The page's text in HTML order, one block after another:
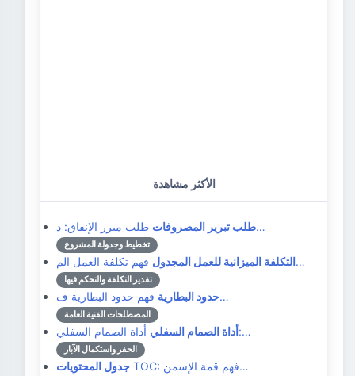
الأكثر مشاهدة
طلب تبرير المصروفاتطلب مبرر الإنفاق: د…
تخطيط وجدولة المشروع
التكلفة الميزانية للعمل المجدولفهم تكلفة العمل الم…
تقدير التكلفة والتحكم فيها
حدود البطاريةفهم حدود البطارية ف…
المصطلحات الفنية العامة
أداة الصمام السفليأداة الصمام السفلي:…
الحفر واستكمال الآبار
جدول المحتويات TOC: فهم قمة الإسمن…